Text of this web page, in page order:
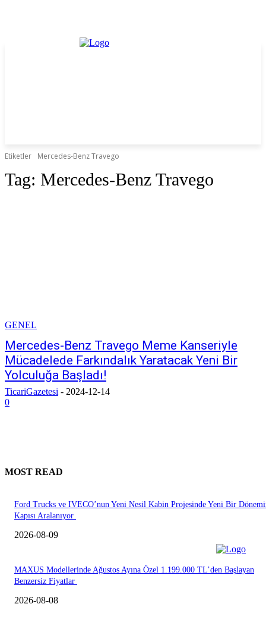
Etiketler Mercedes-Benz Travego
Tag: Mercedes-Benz Travego
GENEL
Mercedes-Benz Travego Meme Kanseriyle
Mücadelede Farkındalık Yaratacak Yeni Bir
Yolculuğa Başladı!
TicariGazetesi - 2024-12-14
0
MOST READ
Ford Trucks ve IVECO’nun Yeni Nesil Kabin Projesinde Yeni Bir
Kapısı Aralanıyor
2026-08-09
MAXUS Modellerinde Ağustos Ayına Özel 1.199.000 TL’den Başlayan
Benzersiz Fiyatlar
2026-08-08